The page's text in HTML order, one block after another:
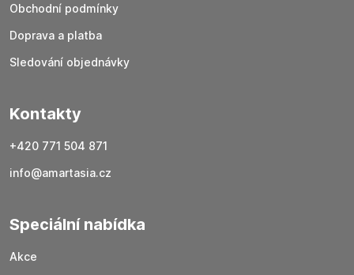
Obchodní podmínky
Doprava a platba
Sledování objednávky
Kontakty
+420 771 504 871
info@amartasia.cz
Speciální nabídka
Akce